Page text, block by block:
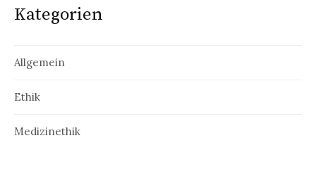
Kategorien
Allgemein
Ethik
Medizinethik